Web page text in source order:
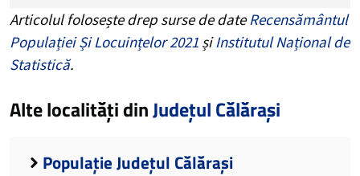
Articolul folosește drep surse de dateRecensământul
Populației Și Locuințelor 2021 șiInstitutul Național de
Statistică.
Alte localități dinJudețul Călărași
Populație Județul Călărași